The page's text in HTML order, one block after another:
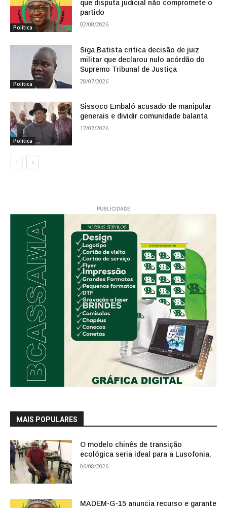
Política
que disputa judicial não compromete o
partido
02/08/2026
Política
Siga Batista critica decisão de juiz
militar que declarou nulo acórdão do
Supremo Tribunal de Justiça
28/07/2026
Política
Sissoco Embaló acusado de manipular
generais e dividir comunidade balanta
17/07/2026
PUBLICIDADE
MAIS POPULARES
O modelo chinês de transição
ecológica seria ideal para a Lusofonia.
06/08/2026
MADEM-G-15 anuncia recurso e garante